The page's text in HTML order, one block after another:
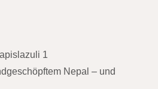
1
Nepal – und